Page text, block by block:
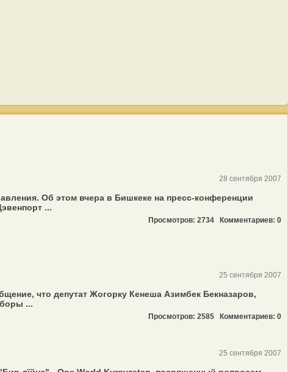
28 сентября 2007
Об этом вчера в Бишкеке на пресс-конференции
...
Просмотров: 2734 Комментариев: 0
25 сентября 2007
что депутат Жогорку Кенеша Азимбек Бекназаров,
...
Просмотров: 2585 Комментариев: 0
25 сентября 2007